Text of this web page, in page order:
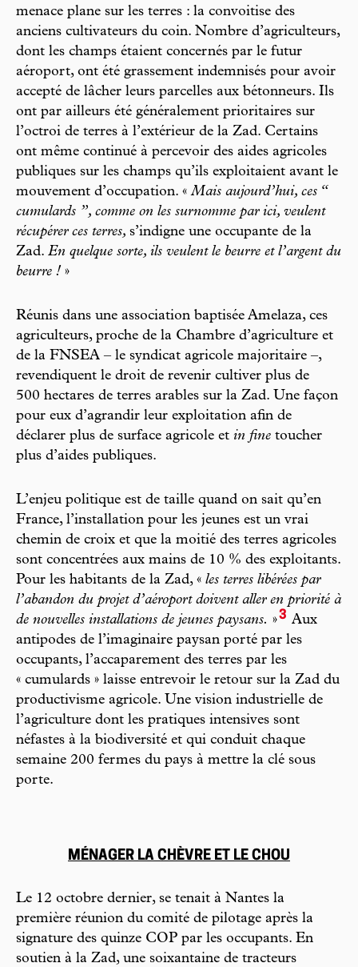
menace plane sur les terres : la convoitise des
anciens cultivateurs du coin. Nombre d’agriculteurs,
dont les champs étaient concernés par le futur
aéroport, ont été grassement indemnisés pour avoir
accepté de lâcher leurs parcelles aux bétonneurs. Ils
ont par ailleurs été généralement prioritaires sur
l’octroi de terres à l’extérieur de la Zad. Certains
ont même continué à percevoir des aides agricoles
publiques sur les champs qu’ils exploitaient avant le
mouvement d’occupation. «Mais aujourd’hui, ces “
cumulards ”, comme on les surnomme par ici, veulent
récupérer ces terres, s’indigne une occupante de la
Zad. En quelque sorte, ils veulent le beurre et l’argent du
beurre ! »
Réunis dans une association baptisée Amelaza, ces
agriculteurs, proche de la Chambre d’agriculture et
de la FNSEA – le syndicat agricole majoritaire –,
revendiquent le droit de revenir cultiver plus de
500 hectares de terres arables sur la Zad. Une façon
pour eux d’agrandir leur exploitation afin de
déclarer plus de surface agricole et in fine toucher
plus d’aides publiques.
L’enjeu politique est de taille quand on sait qu’en
France, l’installation pour les jeunes est un vrai
chemin de croix et que la moitié des terres agricoles
sont concentrées aux mains de 10 % des exploitants.
Pour les habitants de la Zad, « les terres libérées par
l’abandon du projet d’aéroport doivent aller en priorité à
de nouvelles installations de jeunes paysans. »3 Aux
antipodes de l’imaginaire paysan porté par les
occupants, l’accaparement des terres par les
« cumulards » laisse entrevoir le retour sur la Zad du
productivisme agricole. Une vision industrielle de
l’agriculture dont les pratiques intensives sont
néfastes à la biodiversité et qui conduit chaque
semaine 200 fermes du pays à mettre la clé sous
porte.
MÉNAGER LA CHÈVRE ET LE CHOU
Le 12 octobre dernier, se tenait à Nantes la
première réunion du comité de pilotage après la
signature des quinze COP par les occupants. En
soutien à la Zad, une soixantaine de tracteurs